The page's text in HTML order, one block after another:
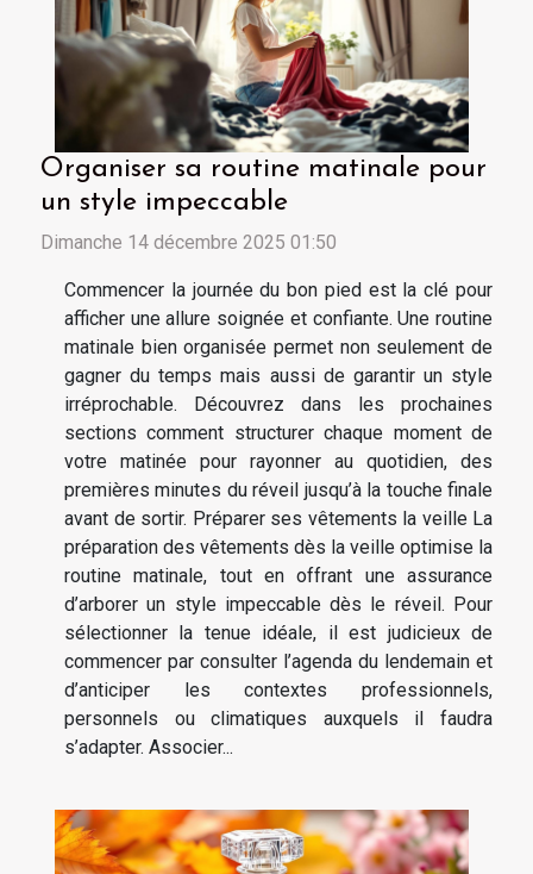
Organiser sa routine matinale pour
un style impeccable
Dimanche 14 décembre 2025 01:50
Commencer la journée du bon pied est la clé pour
afficher une allure soignée et confiante. Une routine
matinale bien organisée permet non seulement de
gagner du temps mais aussi de garantir un style
irréprochable. Découvrez dans les prochaines
sections comment structurer chaque moment de
votre matinée pour rayonner au quotidien, des
premières minutes du réveil jusqu’à la touche finale
avant de sortir. Préparer ses vêtements la veille La
préparation des vêtements dès la veille optimise la
routine matinale, tout en offrant une assurance
d’arborer un style impeccable dès le réveil. Pour
sélectionner la tenue idéale, il est judicieux de
commencer par consulter l’agenda du lendemain et
d’anticiper les contextes professionnels,
personnels ou climatiques auxquels il faudra
s’adapter. Associer...